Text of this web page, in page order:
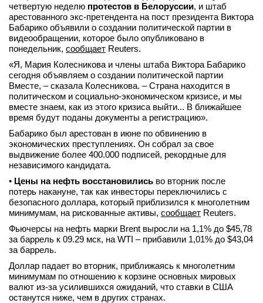
четвертую неделю протестов в Белоруссии, и штаб
арестованного экс-претендента на пост президента Виктора
Бабарико объявили о создании политической партии в
видеообращении, которое было опубликовано в
понедельник, сообщает Reuters.
«Я, Мария Колесникова и члены штаба Виктора Бабарико
сегодня объявляем о создании политической партии
Вместе, – сказала Колесникова. – Страна находится в
политическом и социально-экономическом кризисе, и мы
вместе знаем, как из этого кризиса выйти... В ближайшее
время будут поданы документы а регистрацию».
Бабарико был арестован в июне по обвинению в
экономических преступлениях. Он собрал за свое
выдвижение более 400.000 подписей, рекордные для
независимого кандидата.
• Цены на нефть восстановились во вторник после
потерь накануне, так как инвесторы переключились с
безопасного доллара, который приблизился к многолетним
минимумам, на рискованные активы, сообщает Reuters.
Фьючерсы на нефть марки Brent выросли на 1,1% до $45,78
за баррель к 09.29 мск, на WTI – прибавили 1,01% до $43,04
за баррель.
Доллар падает во вторник, приближаясь к многолетним
минимумам по отношению к корзине основных мировых
валют из-за усилившихся ожиданий, что ставки в США
останутся ниже, чем в других странах.